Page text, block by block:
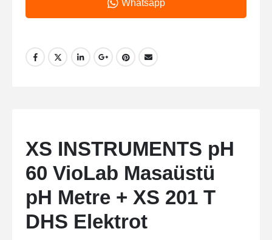
Whatsapp
XS INSTRUMENTS pH
60 VioLab Masaüstü
pH Metre + XS 201 T
DHS Elektrot